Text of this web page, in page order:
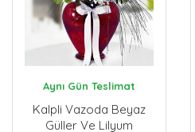
Aynı Gün Teslimat
Kalpli Vazoda Beyaz
Güller Ve Lilyum